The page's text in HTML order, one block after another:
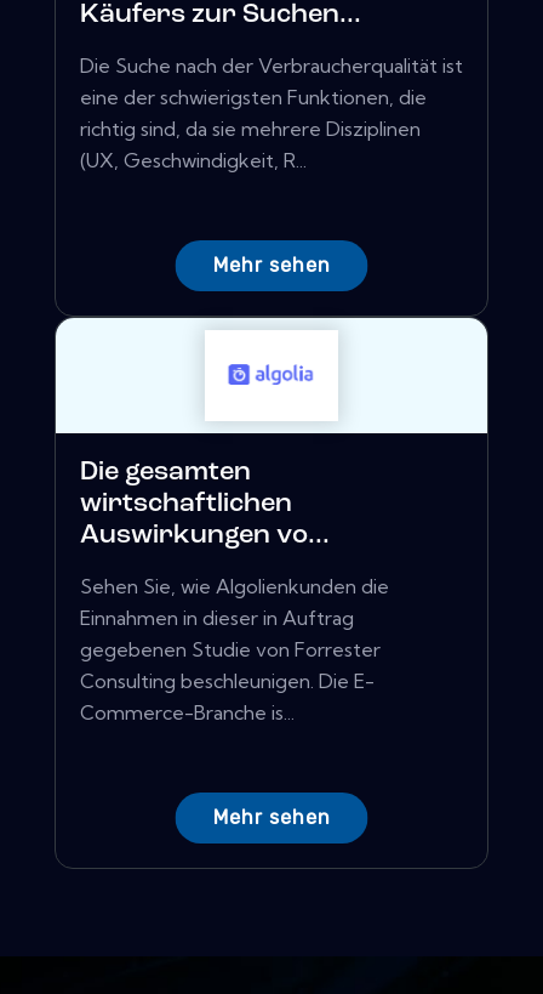
Käufers zur Suchen...
Die Suche nach der Verbraucherqualität ist
eine der schwierigsten Funktionen, die
richtig sind, da sie mehrere Disziplinen
(UX, Geschwindigkeit, R...
Mehr sehen
Die gesamten
wirtschaftlichen
Auswirkungen vo...
Sehen Sie, wie Algolienkunden die
Einnahmen in dieser in Auftrag
gegebenen Studie von Forrester
Consulting beschleunigen. Die E-
Commerce-Branche is...
Mehr sehen